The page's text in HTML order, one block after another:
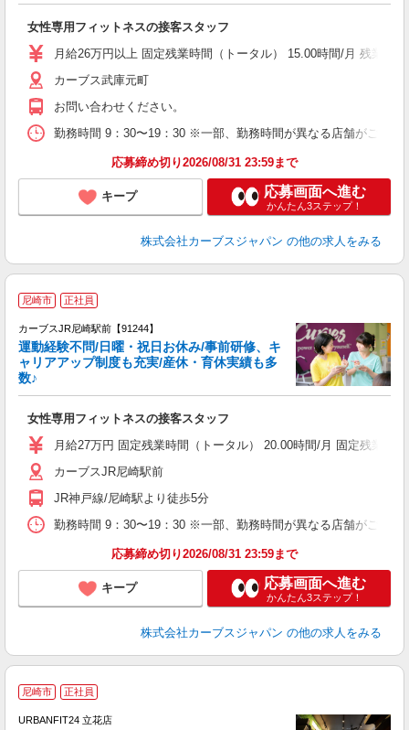
女性専用フィットネスの接客スタッフ
月給26万円以上 固定残業時間（トータル） 15.00時間/月 残業代
カーブス武庫元町
お問い合わせください。
勤務時間 9：30〜19：30 ※一部、勤務時間が異なる店舗がござい
応募締め切り2026/08/31 23:59まで
キープ 応募画面へ進む
かんたん3ステップ！
株式会社カーブスジャパン の他の求人をみる
尼崎市 正社員
カーブスJR尼崎駅前【91244】
運動経験不問/日曜・祝日お休み/事前研修、キ
ャリアアップ制度も充実/産休・育休実績も多
数♪
女性専用フィットネスの接客スタッフ
月給27万円 固定残業時間（トータル） 20.00時間/月 固定残業時
カーブスJR尼崎駅前
JR神戸線/尼崎駅より徒歩5分
勤務時間 9：30〜19：30 ※一部、勤務時間が異なる店舗がござい
応募締め切り2026/08/31 23:59まで
キープ 応募画面へ進む
かんたん3ステップ！
株式会社カーブスジャパン の他の求人をみる
尼崎市 正社員
URBANFIT24 立花店